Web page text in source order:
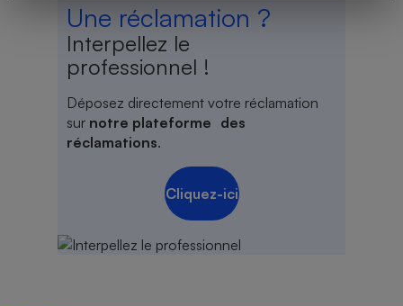
Une réclamation ?
Interpellez le
professionnel !
Déposez directement votre réclamation
sur notre plateforme des
réclamations.
Cliquez-ici